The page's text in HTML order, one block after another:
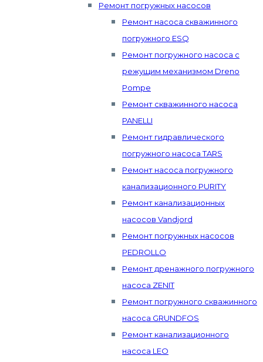
Ремонт погружных насосов
Ремонт насоса скважинного
погружного ESQ
Ремонт погружного насоса с
режущим механизмом Dreno
Pompe
Ремонт скважинного насоса
PANELLI
Ремонт гидравлического
погружного насоса TARS
Ремонт насоса погружного
канализационного PURITY
Ремонт канализационных
насосов Vandjord
Ремонт погружных насосов
PEDROLLO
Ремонт дренажного погружного
насоса ZENIT
Ремонт погружного скважинного
насоса GRUNDFOS
Ремонт канализационного
насоса LEO